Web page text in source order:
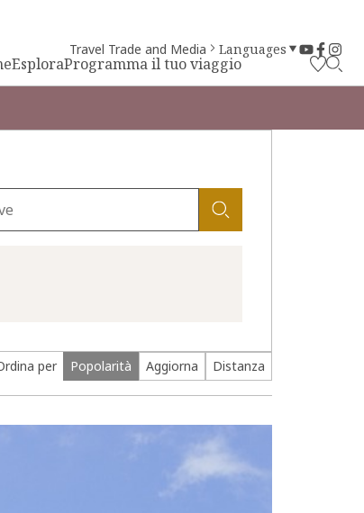
EsploraProgramma il tuo viaggio
Travel Trade and Media Languages
per Popolarità Aggiorna Distanza